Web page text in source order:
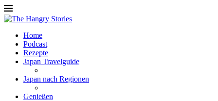
Home
Podcast
Rezepte
Japan Travelguide
Japan nach Regionen
Genießen